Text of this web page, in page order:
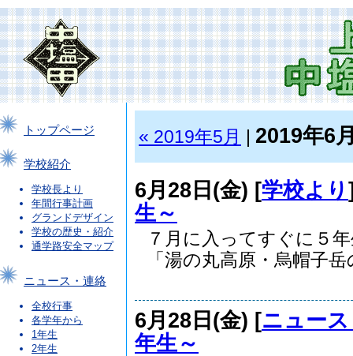
トップページ
学校紹介
学校長より
年間行事計画
グランドデザイン
学校の歴史・紹介
通学路安全マップ
ニュース・連絡
全校行事
各学年から
1年生
2年生
« 2019年5月 2019年6
6月28日(金) [学校より
生～
７月に入ってすぐに５
「湯の丸高原・烏帽子岳
6月28日(金) [ニュー
年生～